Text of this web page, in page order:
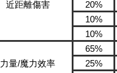
近距離傷害
20%
10%
10%
力量/魔力效率
65%
25%